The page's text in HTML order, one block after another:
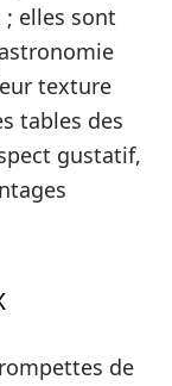
elles sont
texture
tables des
gustatif,
de